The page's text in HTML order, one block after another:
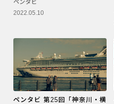
ペンタビ
2022.05.10
ペンタビ 第25回「神奈川・横